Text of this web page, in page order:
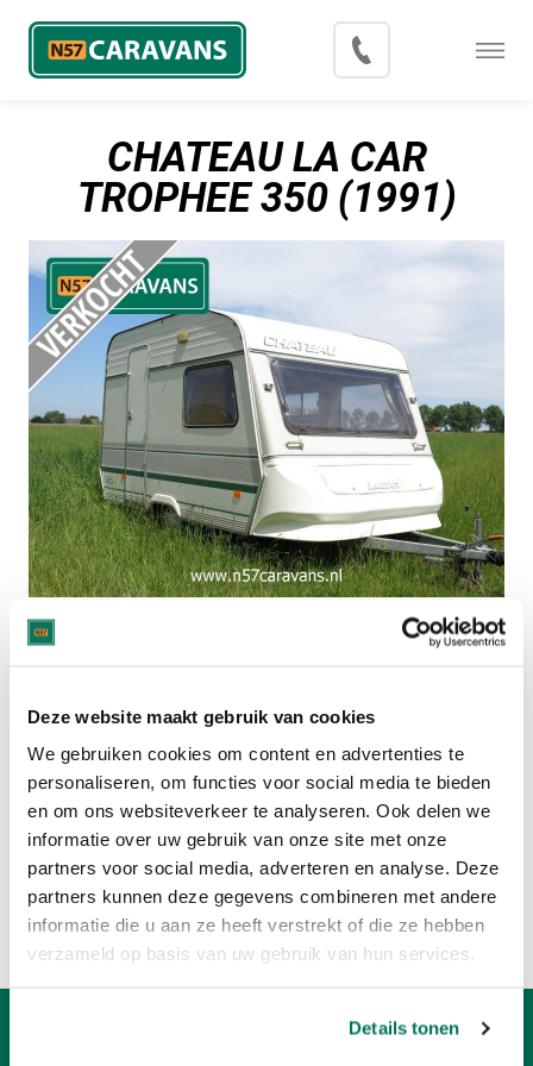
Deze website maakt gebruik van cookies
We gebruiken cookies om content en advertenties te
personaliseren, om functies voor social media te bieden
en om ons websiteverkeer te analyseren. Ook delen we
informatie over uw gebruik van onze site met onze
partners voor social media, adverteren en analyse. Deze
partners kunnen deze gegevens combineren met andere
informatie die u aan ze heeft verstrekt of die ze hebben
verzameld op basis van uw gebruik van hun services.
Details tonen
CHATEAU LA CAR
TROPHEE 350 (1991)
CHATEAU CARAVANS
CARAVANS MET 3 SLAAPPLAATSEN
Of bekijk:
Volledig caravan aanbod
Verkoop uw caravan
Menu
Export
Contact
Over N57 Caravans